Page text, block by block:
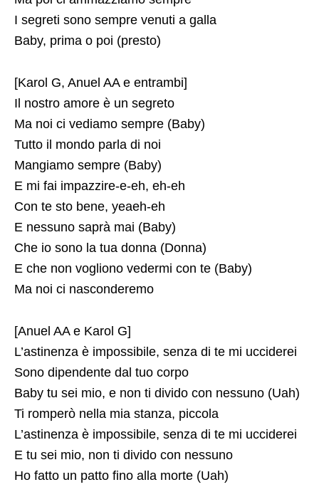
I segreti sono sempre venuti a galla
Baby, prima o poi (presto)
[Karol G, Anuel AA e entrambi]
Il nostro amore è un segreto
Ma noi ci vediamo sempre (Baby)
Tutto il mondo parla di noi
Mangiamo sempre (Baby)
E mi fai impazzire-e-eh, eh-eh
Con te sto bene, yeaeh-eh
E nessuno saprà mai (Baby)
Che io sono la tua donna (Donna)
E che non vogliono vedermi con te (Baby)
Ma noi ci nasconderemo
[Anuel AA e Karol G]
L’astinenza è impossibile, senza di te mi ucciderei
Sono dipendente dal tuo corpo
Baby tu sei mio, e non ti divido con nessuno (Uah)
Ti romperò nella mia stanza, piccola
L’astinenza è impossibile, senza di te mi ucciderei
E tu sei mio, non ti divido con nessuno
Ho fatto un patto fino alla morte (Uah)